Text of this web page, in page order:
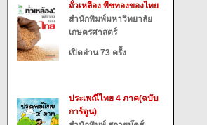
ถั่วเหลือง พืชทองของไทย
สำนักพิมพ์มหาวิทยาลัย
เกษตรศาสตร์
เปิดอ่าน 73 ครั้ง
ประเพณีไทย 4 ภาค(ฉบับ
การ์ตูน)